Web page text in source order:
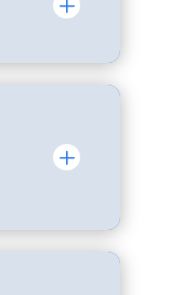
din
og
L
et